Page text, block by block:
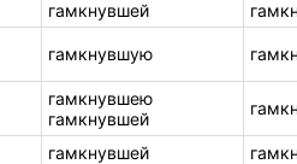
гамкнувшей
гамкнувшую
гамкнувшею
гамкнувшей
гамкнувшей